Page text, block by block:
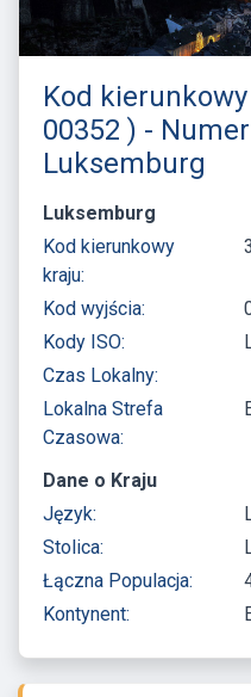
Kod
00352 ) -
Luksemburg
Luksemburg
Kod kierunkowy
kraju:
Kod wyjścia:
Kody ISO:
Czas Lokalny:
Lokalna Strefa
Czasowa:
Dane o Kraju
Język:
Stolica:
Łączna Populacja:
Kontynent: